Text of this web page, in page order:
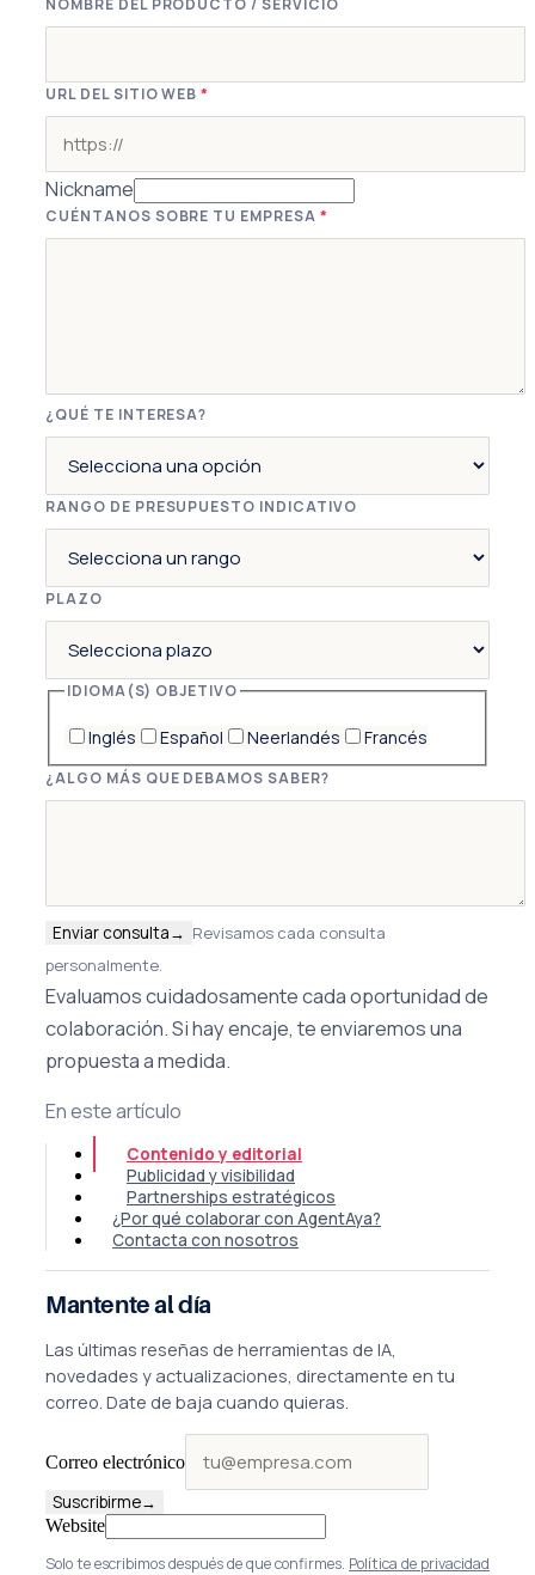
URL DEL SITIO WEB *
Nickname
CUÉNTANOS SOBRE TU EMPRESA *
¿QUÉ TE INTERESA?
RANGO DE PRESUPUESTO INDICATIVO
PLAZO
IDIOMA(S) OBJETIVO
Inglés Español Neerlandés Francés
¿ALGO MÁS QUE DEBAMOS SABER?
Enviar consulta→ Revisamos cada consulta
personalmente.
Evaluamos cuidadosamente cada oportunidad de
colaboración. Si hay encaje, te enviaremos una
propuesta a medida.
En este artículo
Contenido y editorial
Publicidad y visibilidad
Partnerships estratégicos
¿Por qué colaborar con AgentAya?
Contacta con nosotros
Mantente al día
Las últimas reseñas de herramientas de IA,
novedades y actualizaciones, directamente en tu
correo. Date de baja cuando quieras.
Correo electrónico
Suscribirme→
Website
Solo te escribimos después de que confirmes. Política de privacidad